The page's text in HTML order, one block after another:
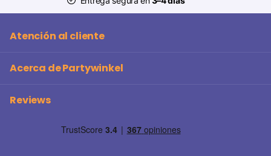
Atención al cliente
Acerca de Partywinkel
Reviews